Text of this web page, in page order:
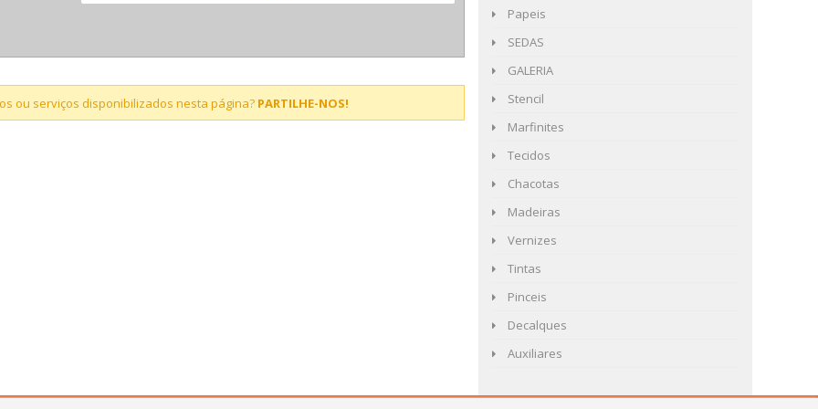
ou serviços disponibilizados nesta página? PARTILHE-NOS!
Papeis
SEDAS
GALERIA
Stencil
Marfinites
Tecidos
Chacotas
Madeiras
Vernizes
Tintas
Pinceis
Decalques
Auxiliares